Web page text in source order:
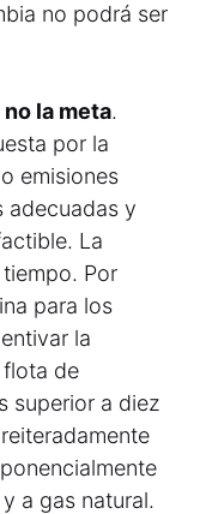
no podrá ser
la meta.
por la
emisiones
adecuadas y
La
Por
para los
la
de
superior a diez
a gas natural.